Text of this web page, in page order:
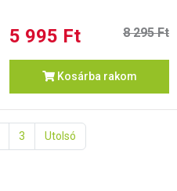
5 995 Ft 8 295 Ft
Kosárba rakom
3 Utolsó